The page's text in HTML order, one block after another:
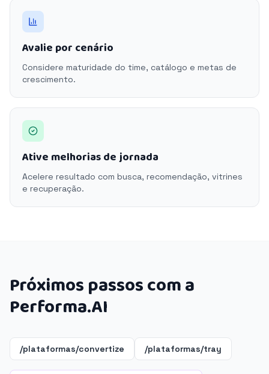
Avalie por cenário
Considere maturidade do time, catálogo e metas de
crescimento.
Ative melhorias de jornada
Acelere resultado com busca, recomendação, vitrines
e recuperação.
Próximos passos com a
Performa.AI
/plataformas/convertize /plataformas/tray